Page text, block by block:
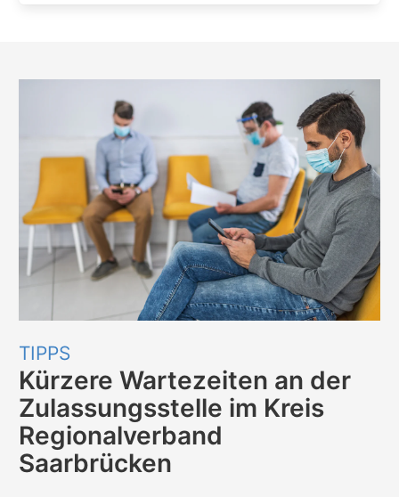
TIPPS
Kürzere Wartezeiten an der
Zulassungsstelle im Kreis
Regionalverband
Saarbrücken